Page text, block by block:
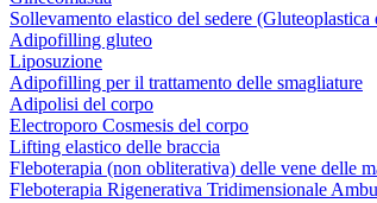
Sollevamento elastico del sedere (Gluteoplastica
Adipofilling gluteo
Liposuzione
Adipofilling per il trattamento delle smagliature
Adipolisi del corpo
Electroporo Cosmesis del corpo
Lifting elastico delle braccia
Fleboterapia (non obliterativa) delle vene delle
Fleboterapia Rigenerativa Tridimensionale